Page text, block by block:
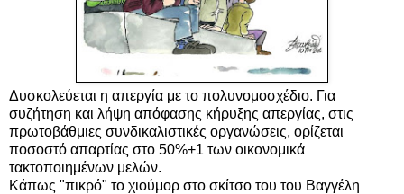
Δυσκολεύεται η απεργία με το πολυνομοσχέδιο. Για
συζήτηση και λήψη απόφασης κήρυξης απεργίας, στις
πρωτοβάθμιες συνδικαλιστικές οργανώσεις, ορίζεται
ποσοστό απαρτίας στο 50%+1 των οικονομικά
τακτοποιημένων μελών.
Κάπως "πικρό" το χιούμορ στο σκίτσο του του Βαγγέλη